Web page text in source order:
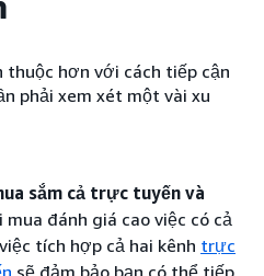
thuộc hơn với cách tiếp cận
phải xem xét một vài xu
sắm cả trực tuyến và
đánh giá cao việc có cả
tích hợp cả hai kênh trực
sẽ đảm bảo bạn có thể tiếp